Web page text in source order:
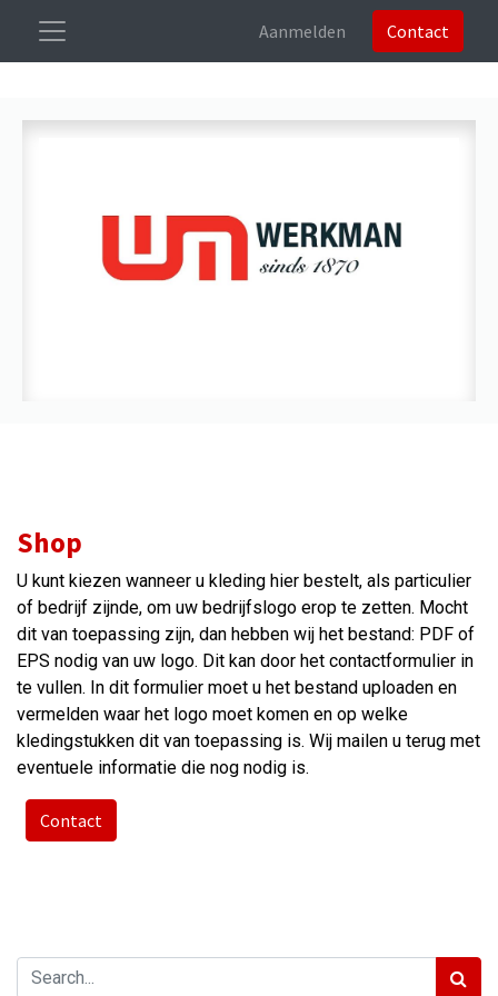
Aanmelden Contact
Shop
U kunt kiezen wanneer u kleding hier bestelt, als particulier
of bedrijf zijnde, om uw bedrijfslogo erop te zetten. Mocht
dit van toepassing zijn, dan hebben wij het bestand: PDF of
EPS nodig van uw logo. Dit kan door het contactformulier in
te vullen. In dit formulier moet u het bestand uploaden en
vermelden waar het logo moet komen en op welke
kledingstukken dit van toepassing is. Wij mailen u terug met
eventuele informatie die nog nodig is.
Contact